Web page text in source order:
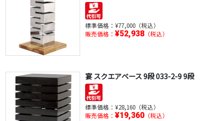
標準価格： ¥77,000（税込）
販売価格： ¥52,938（税込）
宴 スクエアベース 9段 033-2-9 9段
標準価格： ¥28,160（税込）
販売価格： ¥19,360（税込）